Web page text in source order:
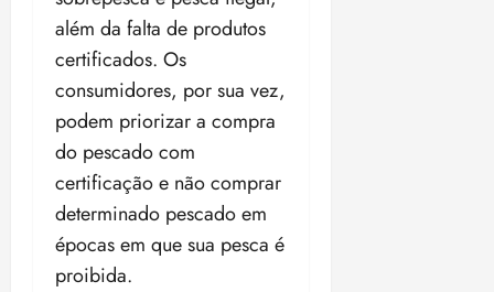
além da falta de produtos
certificados. Os
consumidores, por sua vez,
podem priorizar a compra
do pescado com
certificação e não comprar
determinado pescado em
épocas em que sua pesca é
proibida.